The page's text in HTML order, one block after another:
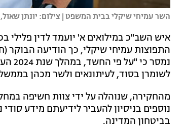
השר עמיחי שיקלי בבית המשפט | צילום: יונתן שאול,
איש השב"כ במילואים א' יועמד לדין פלילי
התפוצות עמיחי שיקלי, כך הודיעה הבוקר
לשומרן בסוד, לעיתונאים ולשר מכהן
מהחקירה, שנוהלה על ידי צוות חשיפה
נוספים בניסיון להעביר לידיעתם מידע
בביטחון המדינה.